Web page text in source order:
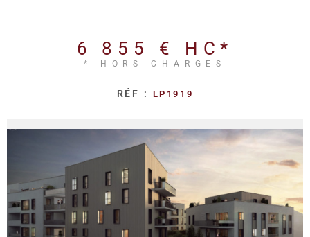
6 855 € HC*
* HORS CHARGES
RÉF : LP1919